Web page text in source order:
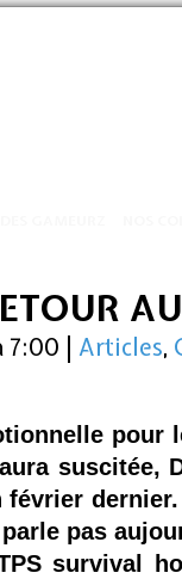
7:00 Articles,
pour
suscitée,
pas
survival